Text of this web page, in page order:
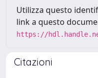
Utilizza questo
link a questo
https://
Citazioni